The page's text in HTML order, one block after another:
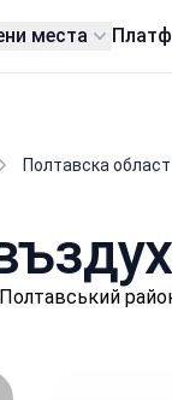
места
Полтавска област